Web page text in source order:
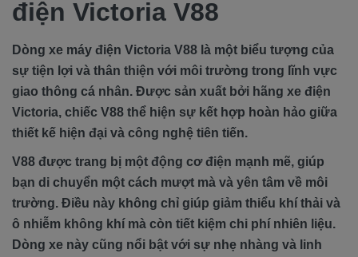
điện Victoria V88
Dòng xe máy điện Victoria V88 là một biểu tượng của
sự tiện lợi và thân thiện với môi trường trong lĩnh vực
giao thông cá nhân. Được sản xuất bởi hãng xe điện
Victoria, chiếc V88 thể hiện sự kết hợp hoàn hảo giữa
thiết kế hiện đại và công nghệ tiên tiến.
V88 được trang bị một động cơ điện mạnh mẽ, giúp
bạn di chuyển một cách mượt mà và yên tâm về môi
trường. Điều này không chỉ giúp giảm thiểu khí thải và
ô nhiễm không khí mà còn tiết kiệm chi phí nhiên liệu.
Dòng xe này cũng nổi bật với sự nhẹ nhàng và linh